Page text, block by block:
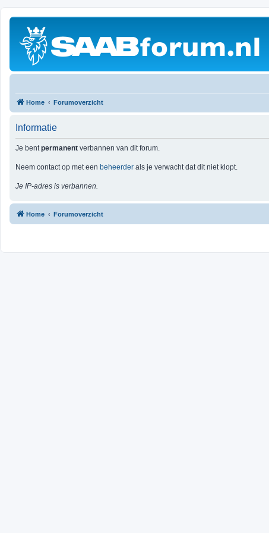
Home Forumoverzicht
Informatie
Je bentpermanent verbannen van dit forum.
Neem contact op met een beheerder als je verwacht dat dit niet klopt.
Je IP-adres is verbannen.
Home Forumoverzicht